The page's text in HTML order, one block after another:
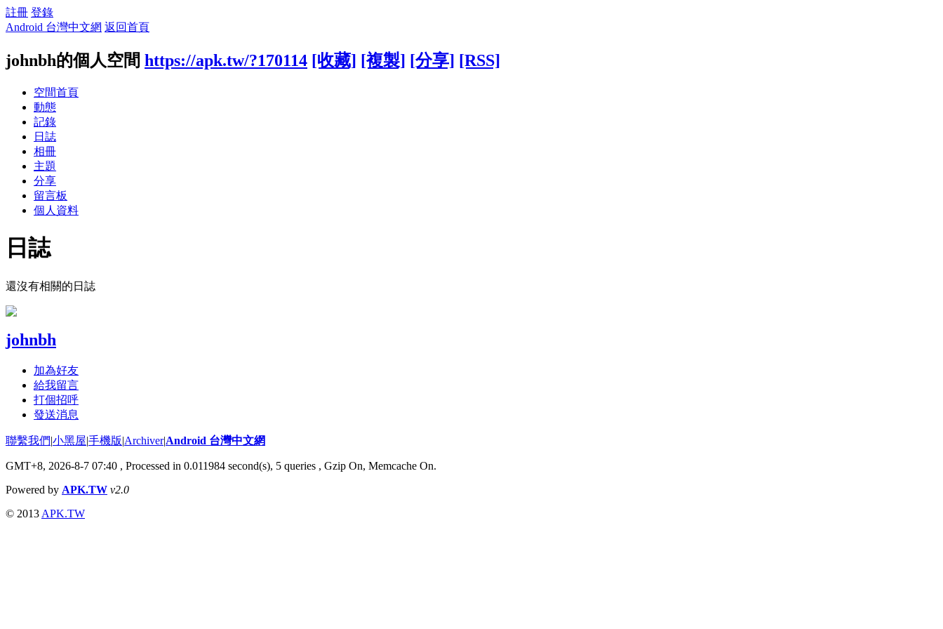
註冊 登錄
Android 台灣中文網 返回首頁
johnbh的個人空間 https://apk.tw/?170114 [收藏] [複製] [分享] [RSS]
空間首頁
動態
記錄
日誌
相冊
主題
分享
留言板
個人資料
日誌
還沒有相關的日誌
johnbh
加為好友
給我留言
打個招呼
發送消息
聯繫我們|小黑屋|手機版|Archiver|Android 台灣中文網
GMT+8, 2026-8-7 07:40 , Processed in 0.011984 second(s), 5 queries , Gzip On, Memcache On.
Powered by APK.TW v2.0
© 2013 APK.TW